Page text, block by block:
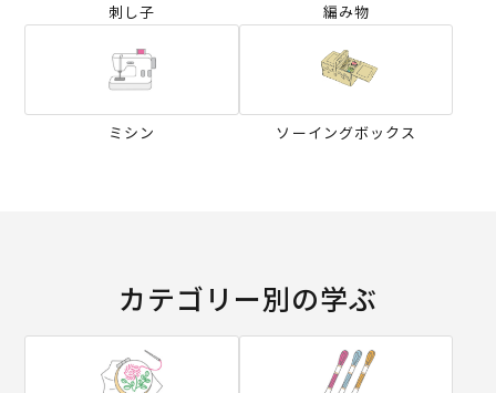
刺し子 編み物
ミシン ソーイングボックス
カテゴリー別の学ぶ